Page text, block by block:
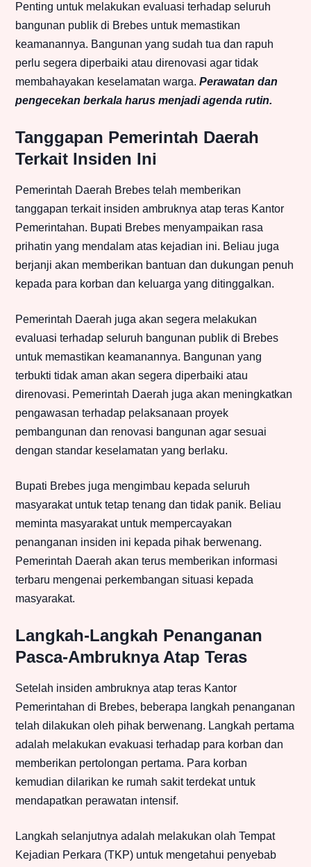
Penting untuk melakukan evaluasi terhadap seluruh
bangunan publik di Brebes untuk memastikan
keamanannya. Bangunan yang sudah tua dan rapuh
perlu segera diperbaiki atau direnovasi agar tidak
membahayakan keselamatan warga. Perawatan dan
pengecekan berkala harus menjadi agenda rutin.
Tanggapan Pemerintah Daerah
Terkait Insiden Ini
Pemerintah Daerah Brebes telah memberikan
tanggapan terkait insiden ambruknya atap teras Kantor
Pemerintahan. Bupati Brebes menyampaikan rasa
prihatin yang mendalam atas kejadian ini. Beliau juga
berjanji akan memberikan bantuan dan dukungan penuh
kepada para korban dan keluarga yang ditinggalkan.
Pemerintah Daerah juga akan segera melakukan
evaluasi terhadap seluruh bangunan publik di Brebes
untuk memastikan keamanannya. Bangunan yang
terbukti tidak aman akan segera diperbaiki atau
direnovasi. Pemerintah Daerah juga akan meningkatkan
pengawasan terhadap pelaksanaan proyek
pembangunan dan renovasi bangunan agar sesuai
dengan standar keselamatan yang berlaku.
Bupati Brebes juga mengimbau kepada seluruh
masyarakat untuk tetap tenang dan tidak panik. Beliau
meminta masyarakat untuk mempercayakan
penanganan insiden ini kepada pihak berwenang.
Pemerintah Daerah akan terus memberikan informasi
terbaru mengenai perkembangan situasi kepada
masyarakat.
Langkah-Langkah Penanganan
Pasca-Ambruknya Atap Teras
Setelah insiden ambruknya atap teras Kantor
Pemerintahan di Brebes, beberapa langkah penanganan
telah dilakukan oleh pihak berwenang. Langkah pertama
adalah melakukan evakuasi terhadap para korban dan
memberikan pertolongan pertama. Para korban
kemudian dilarikan ke rumah sakit terdekat untuk
mendapatkan perawatan intensif.
Langkah selanjutnya adalah melakukan olah Tempat
Kejadian Perkara (TKP) untuk mengetahui penyebab